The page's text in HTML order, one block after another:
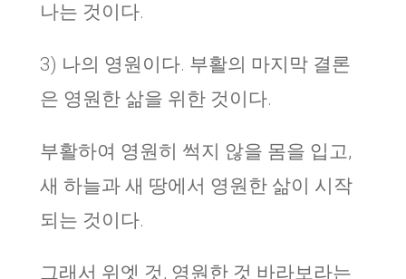
나는 것이다.
3) 나의 영원이다. 부활의 마지막 결론
은 영원한 삶을 위한 것이다.
부활하여 영원히 썩지 않을 몸을 입고,
새 하늘과 새 땅에서 영원한 삶이 시작
되는 것이다.
그래서 위엣 것, 영원한 것 바라보라는